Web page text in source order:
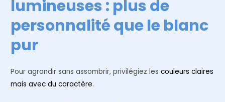
lumineuses : plus de
personnalité que le blanc
pur
Pour agrandir sans assombrir, privilégiez lescouleurs claires
mais avec du caractère.